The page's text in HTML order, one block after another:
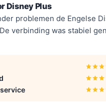
Disney Plus
problemen de Engelse
verbinding was stabiel